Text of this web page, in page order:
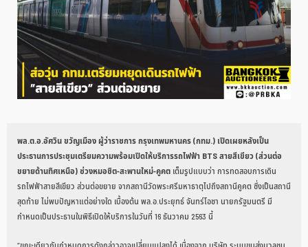
พล.ต.อ.อัศวิน ขวัญเมือง ผู้ว่าราชการ กรุงเทพมหานคร (กทม.) เปิดเผยหลังเป็น
ประธานการประชุมเตรียมความพร้อมเปิดให้บริการรถไฟฟ้า BTS สายสีเขียว (ส่วนต่อ
ขยายด้านทิศเหนือ) ช่วงหมอชิต-สะพานใหม่-คูคต เต็มรูปแบบว่า การทดสอบการเดิน
รถไฟฟ้าสายสีเขียว ส่วนต่อขยาย จากสถานีวัดพระศรีมหาธาตุไปถึงสถานีคูคต ซึ่งเป็นสถานี
สุดท้าย ไม่พบปัญหาแต่อย่างใด เบื้องต้น พล.อ.ประยุทธ์ จันทร์โอชา นายกรัฐมนตรี มี
กำหนดเป็นประธานในพิธีเปิดให้บริการในวันที่ 16 ธันวาคม 2563 นี้